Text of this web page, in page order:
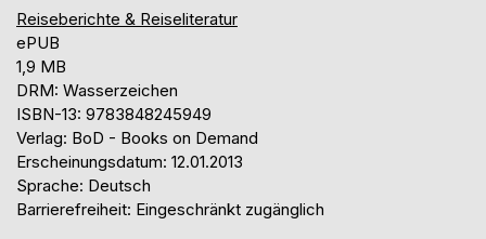
Reiseberichte & Reiseliteratur
ePUB
1,9 MB
DRM: Wasserzeichen
ISBN-13: 9783848245949
Verlag: BoD - Books on Demand
Erscheinungsdatum: 12.01.2013
Sprache: Deutsch
Barrierefreiheit: Eingeschränkt zugänglich